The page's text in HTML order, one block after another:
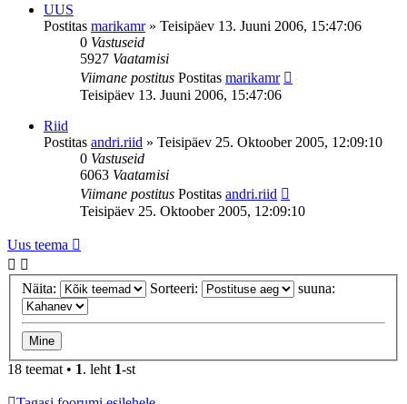
UUS
Postitas marikamr» Teisipäev 13. Juuni 2006, 15:47:06
0 Vastuseid
5927 Vaatamisi
Viimane postitus Postitas marikamr
Teisipäev 13. Juuni 2006, 15:47:06
Riid
Postitas andri.riid » Teisipäev 25. Oktoober 2005, 12:09:10
0 Vastuseid
6063 Vaatamisi
Viimane postitus Postitas andri.riid
Teisipäev 25. Oktoober 2005, 12:09:10
Uus teema
Näita: Sorteeri: suuna:
18 teemat • 1. leht 1-st